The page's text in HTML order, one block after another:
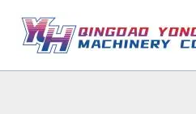
contenuto